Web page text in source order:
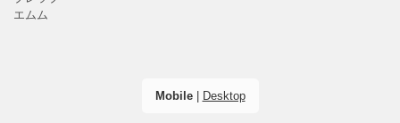
エムム
Mobile| Desktop